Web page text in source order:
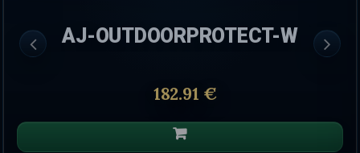
AJ-OUTDOORPROTECT-W
182.91 €